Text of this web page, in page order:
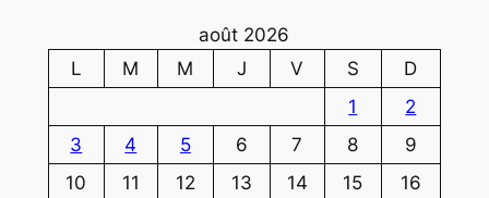
août 2026
L
M M J V S
D
1
2
3
4 5 6 7 8
9
10
11 12 13 14 15
16